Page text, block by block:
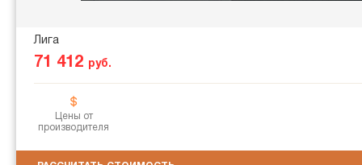
Лига
71 412 руб.
Цены от
производителя